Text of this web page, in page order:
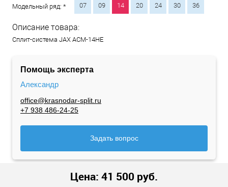
Модельный ряд: * 07 09 14 20 24 30 36
Описание товара:
Сплит-система JAX ACM-14HE
Помощь эксперта
Александр
office@krasnodar-split.ru
+7 938 486-24-25
Задать вопрос
Цена: 41 500 руб.